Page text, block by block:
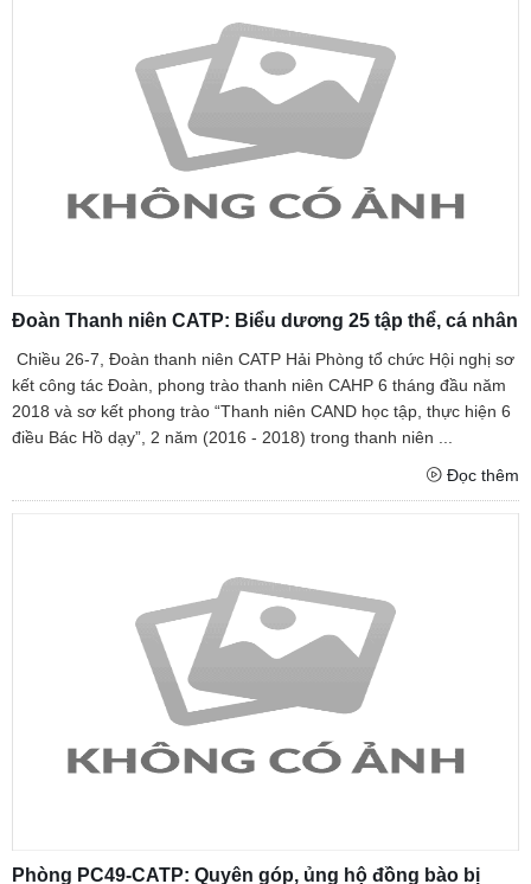
Đoàn Thanh niên CATP: Biểu dương 25 tập thể, cá nhân
Chiều 26-7, Đoàn thanh niên CATP Hải Phòng tổ chức Hội nghị sơ
kết công tác Đoàn, phong trào thanh niên CAHP 6 tháng đầu năm
2018 và sơ kết phong trào “Thanh niên CAND học tập, thực hiện 6
điều Bác Hồ dạy”, 2 năm (2016 - 2018) trong thanh niên ...
Đọc thêm
Phòng PC49-CATP: Quyên góp, ủng hộ đồng bào bị